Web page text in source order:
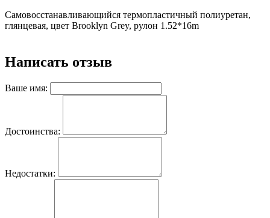
Самовосстанавливающийся термопластичный полиуретан,
глянцевая, цвет Brooklyn Grey, рулон 1.52*16m
Написать отзыв
Ваше имя:
Достоинства:
Недостатки: